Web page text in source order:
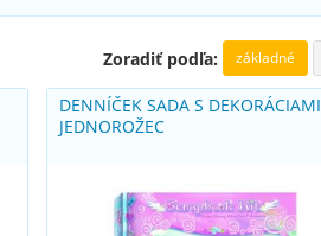
Zoradiť podľa: základné
DENNÍČEK SADA S DEKORÁCIAMI
JEDNOROŽEC